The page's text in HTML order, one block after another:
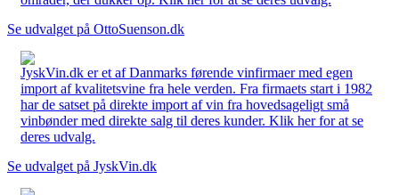
Se udvalget på OttoSuenson.dk
JyskVin.dk er et af Danmarks førende vinfirmaer med egen
import af kvalitetsvine fra hele verden. Fra firmaets start i 1982
har de satset på direkte import af vin fra hovedsageligt små
vinbønder med direkte salg til deres kunder. Klik her for at se
deres udvalg.
Se udvalget på JyskVin.dk